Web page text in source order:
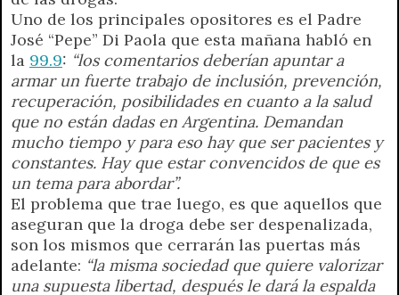
Uno de los principales opositores es el Padre
José “Pepe” Di Paola que esta mañana habló en
la 99.9: “los comentarios deberían apuntar a
armar un fuerte trabajo de inclusión, prevención,
recuperación, posibilidades en cuanto a la salud
que no están dadas en Argentina. Demandan
mucho tiempo y para eso hay que ser pacientes y
constantes. Hay que estar convencidos de que es
un tema para abordar”.
El problema que trae luego, es que aquellos que
aseguran que la droga debe ser despenalizada,
son los mismos que cerrarán las puertas más
adelante: “la misma sociedad que quiere valorizar
una supuesta libertad, después le dará la espalda